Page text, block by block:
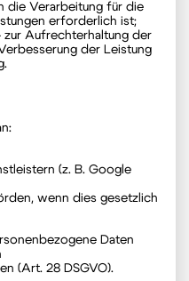
die Verarbeitung für die
erforderlich ist;
zur Aufrechterhaltung der
der Leistung
(z. B. Google
wenn dies gesetzlich
Daten
(Art. 28 DSGVO).